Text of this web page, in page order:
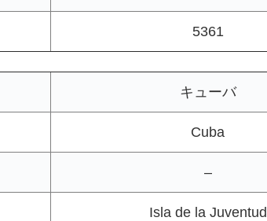
5361
キューバ
Cuba
–
Isla de la Juventud